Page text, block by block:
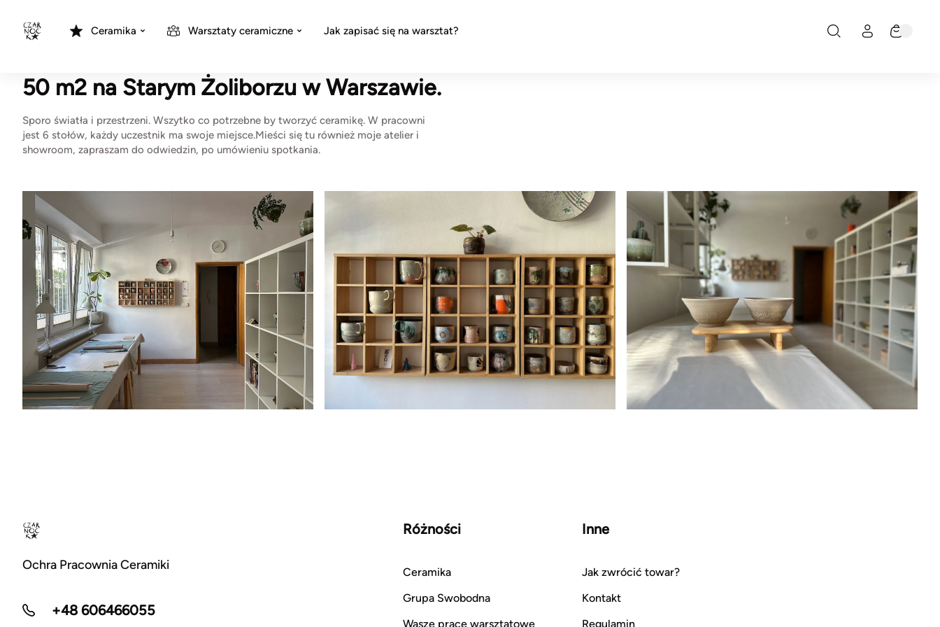
Ceramika Warsztaty ceramiczne Jak zapisać się na warsztat?
50 m2 na Starym Żoliborzu w Warszawie.
Sporo światła i przestrzeni. Wszytko co potrzebne by tworzyć ceramikę. W pracowni
jest 6 stołów, każdy uczestnik ma swoje miejsce.Mieści się tu również moje atelier i
showroom, zapraszam do odwiedzin, po umówieniu spotkania.
Ochra Pracownia Ceramiki
+48 606466055
Różności
Ceramika
Grupa Swobodna
Wasze prace warsztatowe
Inne
Jak zwrócić towar?
Kontakt
Regulamin